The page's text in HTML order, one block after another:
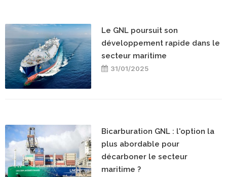
Le GNL poursuit son
développement rapide dans le
secteur maritime
31/01/2025
Bicarburation GNL : l'option la
plus abordable pour
décarboner le secteur
maritime ?